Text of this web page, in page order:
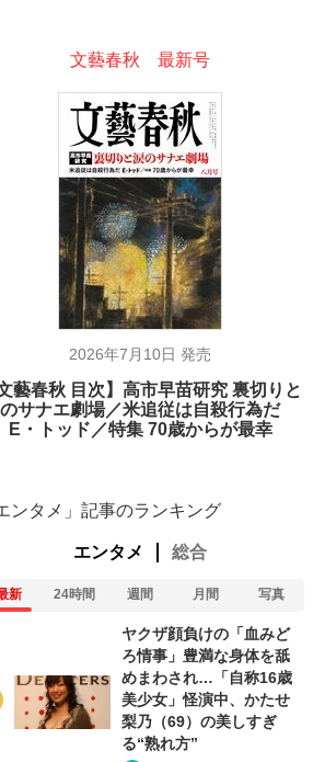
』倉本聰氏（91...
2/5
文藝春秋 最新号
2026年7月10日 発売
文藝春秋 目次】高市早苗研究 裏切りと
サナエ劇場／米追従は自殺行為だ
E・トッド／特集 70歳からが最幸
ンタメ」記事のランキング
エンタメ 総合
新 24時間 週間 月間 写真
ヤクザ顔負けの「血みど
ろ情事」豊満な身体を舐
めまわされ…「自称16歳
美少女」怪演中、かたせ
梨乃（69）の美しすぎ
る“熟れ方”